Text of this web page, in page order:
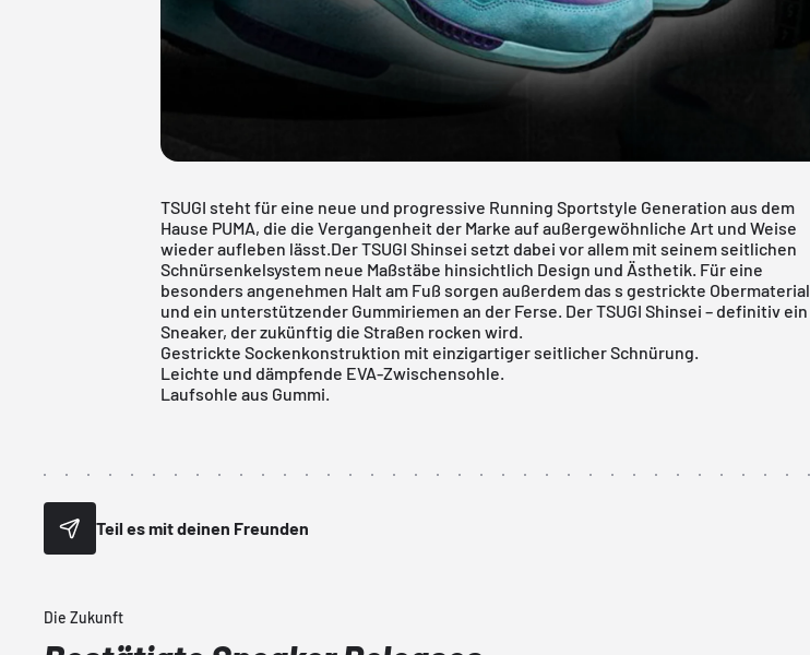
TSUGI steht für eine neue und progressive Running Sportstyle Generation aus dem
Hause PUMA, die die Vergangenheit der Marke auf außergewöhnliche Art und Weise
wieder aufleben lässt.Der TSUGI Shinsei setzt dabei vor allem mit seinem seitlichen
Schnürsenkelsystem neue Maßstäbe hinsichtlich Design und Ästhetik. Für eine
besonders angenehmen Halt am Fuß sorgen außerdem das s gestrickte Obermaterial
und ein unterstützender Gummiriemen an der Ferse. Der TSUGI Shinsei – definitiv ein
Sneaker, der zukünftig die Straßen rocken wird.
Gestrickte Sockenkonstruktion mit einzigartiger seitlicher Schnürung.
Leichte und dämpfende EVA-Zwischensohle.
Laufsohle aus Gummi.
Teil es mit deinen Freunden
Die Zukunft